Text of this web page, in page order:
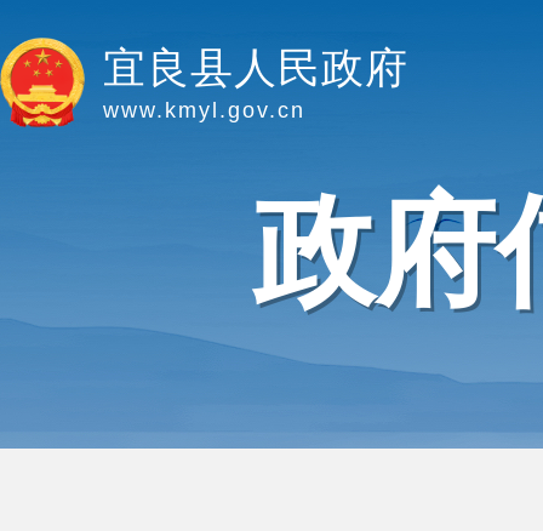
宜良县人民政府
www.kmyl.gov.cn
政府